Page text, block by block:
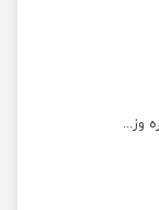
کنسرو غذای گربه کیت کت مدل مرغ و بره وزن 80 گرم